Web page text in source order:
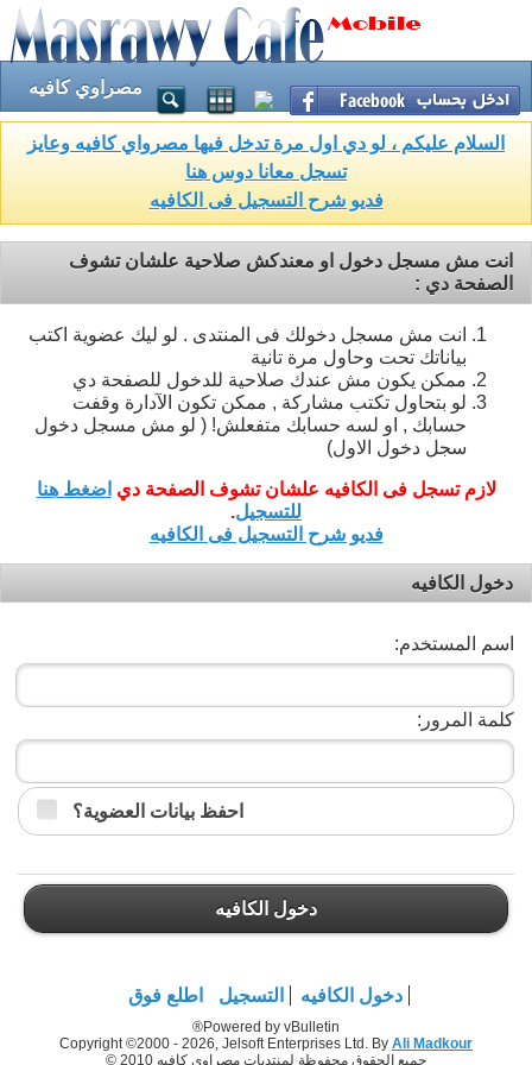
مصراوي كافيه
السلام عليكم ، لو دي اول مرة تدخل فيها مصرواي كافيه وعايز
تسجل معانا دوس هنا
فديو شرح التسجيل فى الكافيه
انت مش مسجل دخول او معندكش صلاحية علشان تشوف
الصفحة دي :
انت مش مسجل دخولك فى المنتدى . لو ليك عضوية اكتب
بياناتك تحت وحاول مرة تانية
ممكن يكون مش عندك صلاحية للدخول للصفحة دي
لو بتحاول تكتب مشاركة , ممكن تكون الآدارة وقفت
حسابك , او لسه حسابك متفعلش! ( لو مش مسجل دخول
سجل دخول الاول)
لازم تسجل فى الكافيه علشان تشوف الصفحة دي اضغط هنا
للتسجيل.
فديو شرح التسجيل فى الكافيه
دخول الكافيه
اسم المستخدم:
كلمة المرور:
احفظ بيانات العضوية؟
دخول الكافيه
دخول الكافيه التسجيل اطلع فوق
Powered by vBulletin®
Copyright ©2000 - 2026, Jelsoft Enterprises Ltd. By Ali Madkour
جميع الحقوق محفوظة لمنتديات مصراوي كافيه 2010 ©